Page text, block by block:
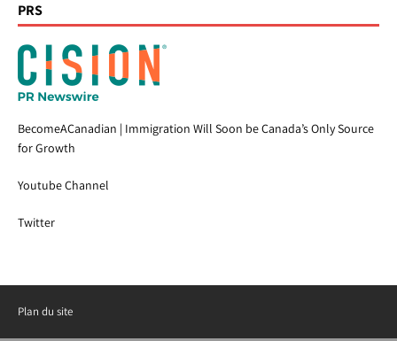
PRS
BecomeACanadian | Immigration Will Soon be Canada’s Only Source
for Growth
Youtube Channel
Twitter
Plan du site